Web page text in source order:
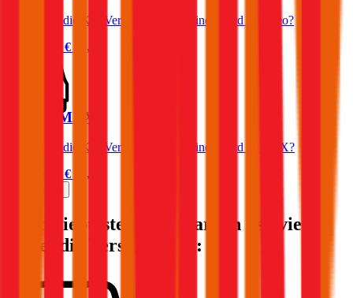
Was kostet die Kfz-Versicherung für einen Ford Mondeo?
€ 58,25
Ford C-MAX
Was kostet die Kfz-Versicherung für einen Ford C-MAX?
€ 47,90
Die beliebtesten Automarken - so viel
kostet die Versicherung: